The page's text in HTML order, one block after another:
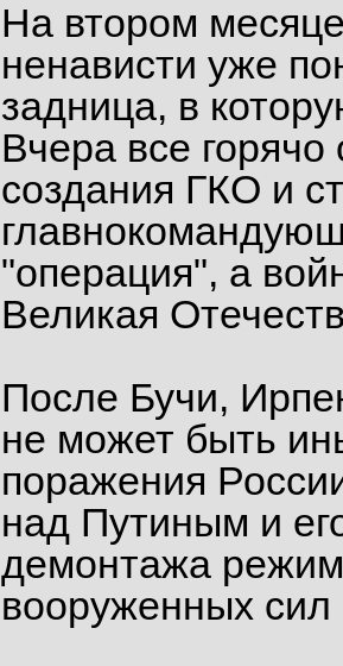
На втором
ненависти уже
задница, в
Вчера все
создания ГКО и
"операция", а
Великая
После Бучи,
не может быть
поражения
над Путиным и
демонтажа
вооруженных